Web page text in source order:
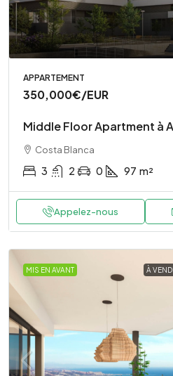
APPARTEMENT
350,000€/EUR
Middle Floor Apartment à
Costa Blanca
3 2 0 97 m²
Appelez-nous
MIS EN AVANT À